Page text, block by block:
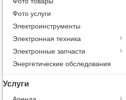
Фото услуги
Электроинструменты
Электронная техника
Электронные запчасти
Энергетические обследования
Услуги